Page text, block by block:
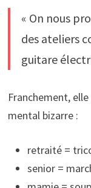
« On nous
des ateliers
guitare
Franchement,
mental bizarre :
retraité =
senior =